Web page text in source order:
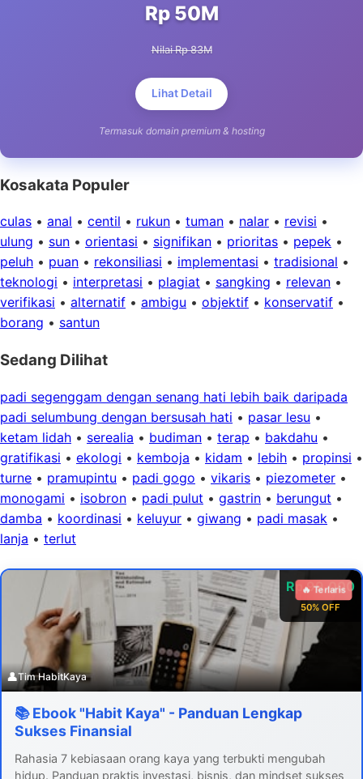
Rp 50M
Nilai Rp 83M
Lihat Detail
Termasuk domain premium & hosting
Kosakata Populer
culas • anal • centil • rukun • tuman • nalar • revisi •
ulung • sun • orientasi • signifikan • prioritas • pepek •
peluh • puan • rekonsiliasi • implementasi • tradisional •
teknologi • interpretasi • plagiat • sangking • relevan •
verifikasi • alternatif • ambigu • objektif • konservatif •
borang • santun
Sedang Dilihat
padi segenggam dengan senang hati lebih baik daripada
padi selumbung dengan bersusah hati • pasar lesu •
ketam lidah • serealia • budiman • terap • bakdahu •
gratifikasi • ekologi • kemboja • kidam • lebih • propinsi •
turne • pramupintu • padi gogo • vikaris • piezometer •
monogami • isobron • padi pulut • gastrin • berungut •
damba • koordinasi • keluyur • giwang • padi masak •
lanja • terlut
Rp 99.000
50% OFF
🔥 Terlaris
👤Tim HabitKaya
📚 Ebook "Habit Kaya" - Panduan Lengkap
Sukses Finansial
Rahasia 7 kebiasaan orang kaya yang terbukti mengubah
hidup. Panduan praktis investasi, bisnis, dan mindset sukses